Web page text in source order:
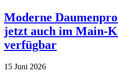
Moderne
jetzt auch im Main-
verfügbar
15 Juni 2026